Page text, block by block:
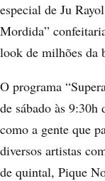
especial de Ju
Mordida”
look de milhões da
O programa
de sábado às 9:30h
como a gente que
diversos artistas
de quintal, Pique